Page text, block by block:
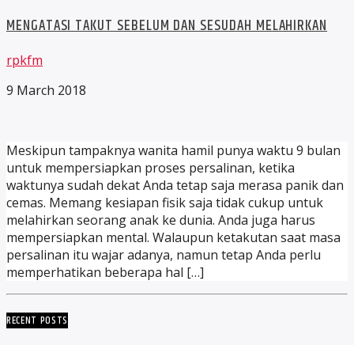
MENGATASI TAKUT SEBELUM DAN SESUDAH MELAHIRKAN
rpkfm
9 March 2018
Meskipun tampaknya wanita hamil punya waktu 9 bulan
untuk mempersiapkan proses persalinan, ketika
waktunya sudah dekat Anda tetap saja merasa panik dan
cemas. Memang kesiapan fisik saja tidak cukup untuk
melahirkan seorang anak ke dunia. Anda juga harus
mempersiapkan mental. Walaupun ketakutan saat masa
persalinan itu wajar adanya, namun tetap Anda perlu
memperhatikan beberapa hal […]
RECENT POSTS